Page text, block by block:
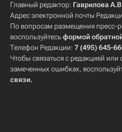
Главный редактор: Гаврилова
Адрес электронной почты
По вопросам размещения пресс-
воспользуйтесьформой
Телефон Редакции: 7 (495) 645-
Чтобы связаться с редакцией или
замеченных ошибках,
связи.